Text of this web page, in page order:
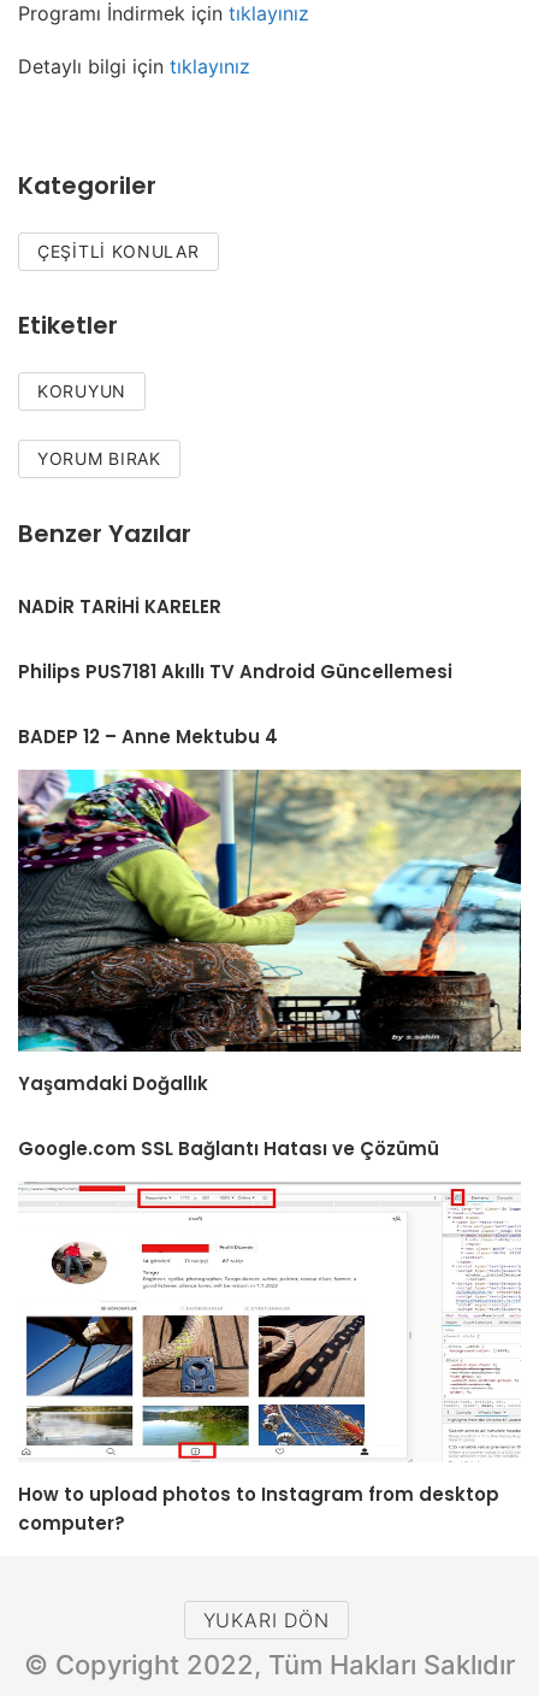
Programı İndirmek için tıklayınız
Detaylı bilgi için tıklayınız
Kategoriler
ÇEŞITLI KONULAR
Etiketler
KORUYUN
YORUM BIRAK
Benzer Yazılar
NADİR TARİHİ KARELER
Philips PUS7181 Akıllı TV Android Güncellemesi
BADEP 12 – Anne Mektubu 4
Yaşamdaki Doğallık
Google.com SSL Bağlantı Hatası ve Çözümü
How to upload photos to Instagram from desktop
computer?
YUKARI DÖN
© Copyright 2022, Tüm Hakları Saklıdır